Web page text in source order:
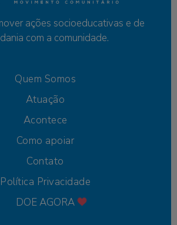
ações socioeducativas e de
com a comunidade.
Quem Somos
Atuação
Acontece
Como apoiar
Contato
Política Privacidade
DOE AGORA